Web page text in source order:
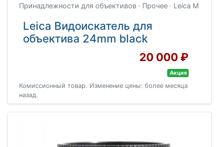
Принадлежности для объективов · Прочее · Leica M
Leica Видоискатель для
объектива 24mm black
20 000 ₽
Акция
Комиссионный товар. Изменение цены: более месяца
назад.